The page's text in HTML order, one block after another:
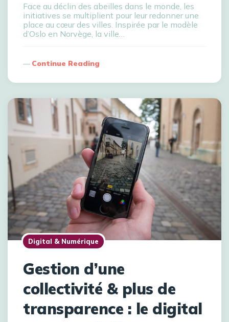
Face au déclin des abeilles dans le monde, les
initiatives se multiplient pour leur redonner une
place au cœur des villes. Inspirée par le modèle
d’Oslo en Norvège, la ville…
Continue Reading
Digital & Numérique
Gestion d’une
collectivité & plus de
transparence : le digital